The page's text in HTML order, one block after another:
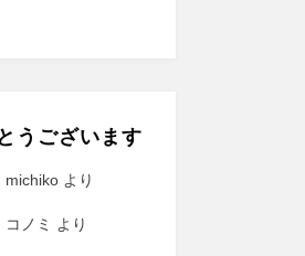
うございます
michikoより
コノミ より